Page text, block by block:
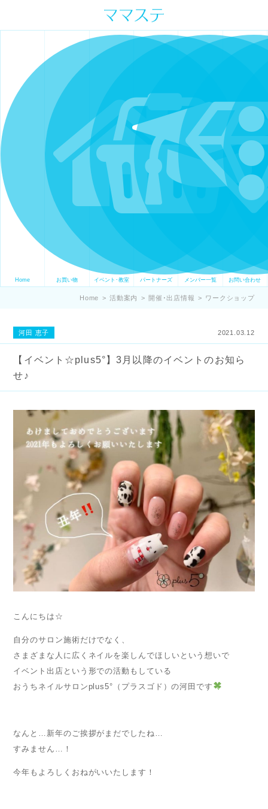
ママの才能発信します。 手づくり
表現ステージ ママステ スキル・セ
ンスを表現したいママが集まって
ます。
Home お買い物 イベント･教室 パートナーズ メンバー一覧 お問い合わせ
Home > 活動案内 > 開催･出店情報 > ワークショップ
河田 恵子 2021.03.12
【イベント☆plus5°】3月以降のイベントのお知ら
せ♪
こんにちは☆
自分のサロン施術だけでなく、
さまざまな人に広くネイルを楽しんでほしいという想いで
イベント出店という形での活動もしている
おうちネイルサロンplus5°（プラスゴド）の河田です
なんと…新年のご挨拶がまだでしたね…
すみません…！
今年もよろしくおねがいいたします！